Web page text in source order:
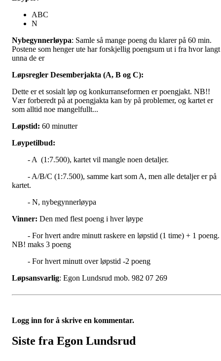
ABC
N
Nybegynnerløypa: Samle så mange poeng du klarer på 60 min.
Postene som henger ute har forskjellig poengsum ut i fra hvor langt
unna de er
Løpsregler Desemberjakta (A, B og C):
Dette er et sosialt løp og konkurranseformen er poengjakt. NB!!
Vær forberedt på at poengjakta kan by på problemer, og kartet er
som alltid noe mangelfullt...
Løpstid: 60 minutter
Løypetilbud:
- A (1:7.500), kartet vil mangle noen detaljer.
- A/B/C (1:7.500), samme kart som A, men alle detaljer er på
kartet.
- N, nybegynnerløypa
Vinner: Den med flest poeng i hver løype
- For hvert andre minutt raskere en løpstid (1 time) + 1 poeng.
NB! maks 3 poeng
- For hvert minutt over løpstid -2 poeng
Løpsansvarlig: Egon Lundsrud mob. 982 07 269
Logg inn for å skrive en kommentar.
Siste fra Egon Lundsrud